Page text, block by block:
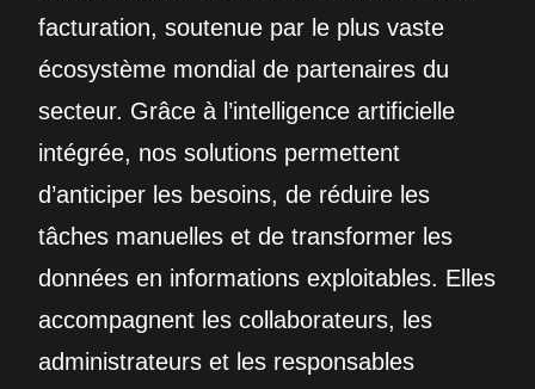
facturation, soutenue par le plus vaste
écosystème mondial de partenaires du
secteur. Grâce à l’intelligence artificielle
intégrée, nos solutions permettent
d’anticiper les besoins, de réduire les
tâches manuelles et de transformer les
données en informations exploitables. Elles
accompagnent les collaborateurs, les
administrateurs et les responsables